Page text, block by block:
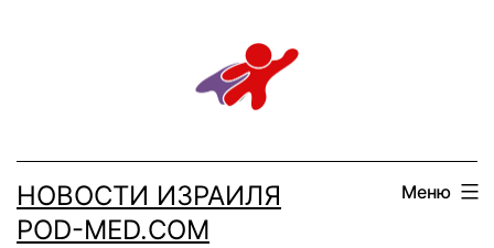
НОВОСТИ ИЗРАИЛЯ
POD-MED.COM
Меню